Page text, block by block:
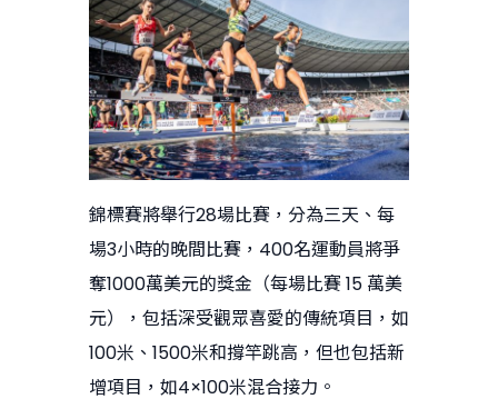
錦標賽將舉行28場比賽，分為三天、每
場3小時的晚間比賽，400名運動員將爭
奪1000萬美元的獎金（每場比賽 15 萬美
元），包括深受觀眾喜愛的傳統項目，如
100米、1500米和撐竿跳高，但也包括新
增項目，如4×100米混合接力。